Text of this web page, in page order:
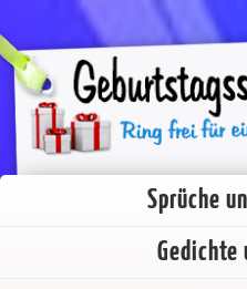
Sprüche
Gedichte